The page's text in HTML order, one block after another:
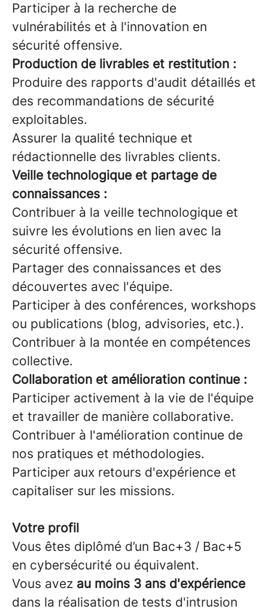
Participer à la recherche de
vulnérabilités et à l'innovation en
sécurité offensive.
Production de livrables et restitution :
Produire des rapports d'audit détaillés et
des recommandations de sécurité
exploitables.
Assurer la qualité technique et
rédactionnelle des livrables clients.
Veille technologique et partage de
connaissances :
Contribuer à la veille technologique et
suivre les évolutions en lien avec la
sécurité offensive.
Partager des connaissances et des
découvertes avec l'équipe.
Participer à des conférences, workshops
ou publications (blog, advisories, etc.).
Contribuer à la montée en compétences
collective.
Collaboration et amélioration continue :
Participer activement à la vie de l'équipe
et travailler de manière collaborative.
Contribuer à l'amélioration continue de
nos pratiques et méthodologies.
Participer aux retours d'expérience et
capitaliser sur les missions.
Votre profil
Vous êtes diplômé d’un Bac+3 / Bac+5
en cybersécurité ou équivalent.
Vous avez au moins 3 ans d'expérience
dans la réalisation de tests d'intrusion